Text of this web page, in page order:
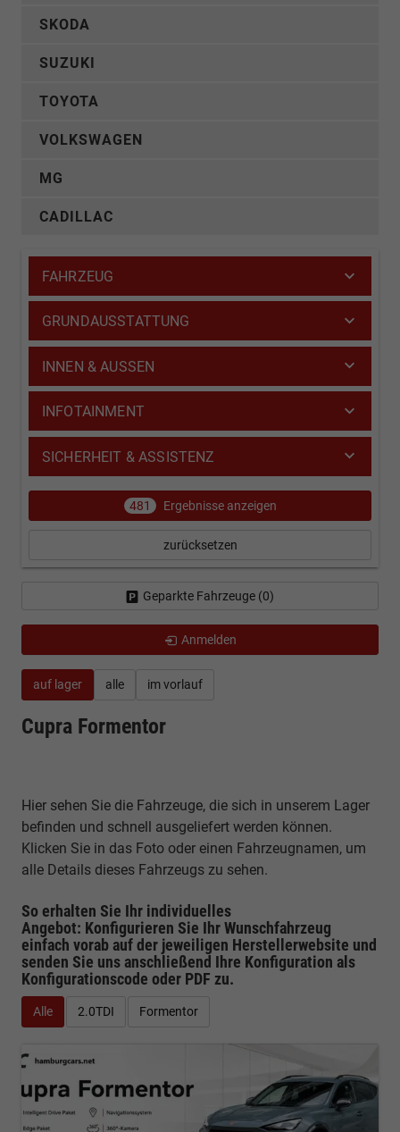
auf lager alle im vorlauf
Cupra Formentor
Hier sehen Sie die Fahrzeuge, die sich in unserem Lager
befinden und schnell ausgeliefert werden können.
Klicken Sie in das Foto oder einen Fahrzeugnamen, um
alle Details dieses Fahrzeugs zu sehen.
So erhalten Sie Ihr individuelles
Angebot: Konfigurieren Sie Ihr Wunschfahrzeug
einfach vorab auf der jeweiligen Herstellerwebsite und
senden Sie uns anschließend Ihre Konfiguration als
Konfigurationscode oder PDF zu.
Alle 2.0TDI Formentor
SKODA
SUZUKI
TOYOTA
VOLKSWAGEN
MG
CADILLAC
FAHRZEUG
GRUNDAUSSTATTUNG
INNEN & AUSSEN
INFOTAINMENT
SICHERHEIT & ASSISTENZ
481 Ergebnisse anzeigen
zurücksetzen
Geparkte Fahrzeuge (0)
Anmelden